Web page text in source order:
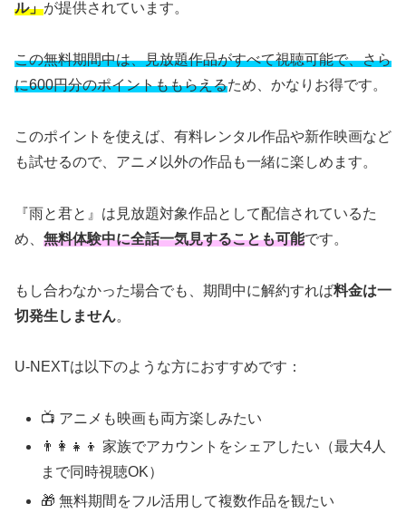
ル」が提供されています。
この無料期間中は、見放題作品がすべて視聴可能で、さら
に600円分のポイントももらえるため、かなりお得です。
このポイントを使えば、有料レンタル作品や新作映画など
も試せるので、アニメ以外の作品も一緒に楽しめます。
『雨と君と』は見放題対象作品として配信されているた
め、 無料体験中に全話一気見することも可能です。
もし合わなかった場合でも、期間中に解約すれば料金は一
切発生しません。
U-NEXTは以下のような方におすすめです：
📺 アニメも映画も両方楽しみたい
👨‍👩‍👧‍👦 家族でアカウントをシェアしたい（最大4人
まで同時視聴OK）
🎁 無料期間をフル活用して複数作品を観たい